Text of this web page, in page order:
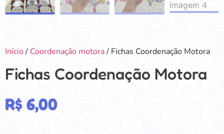
Início/ Coordenação motora/ Fichas Coordenação Motora
Fichas Coordenação Motora
R$ 6,00